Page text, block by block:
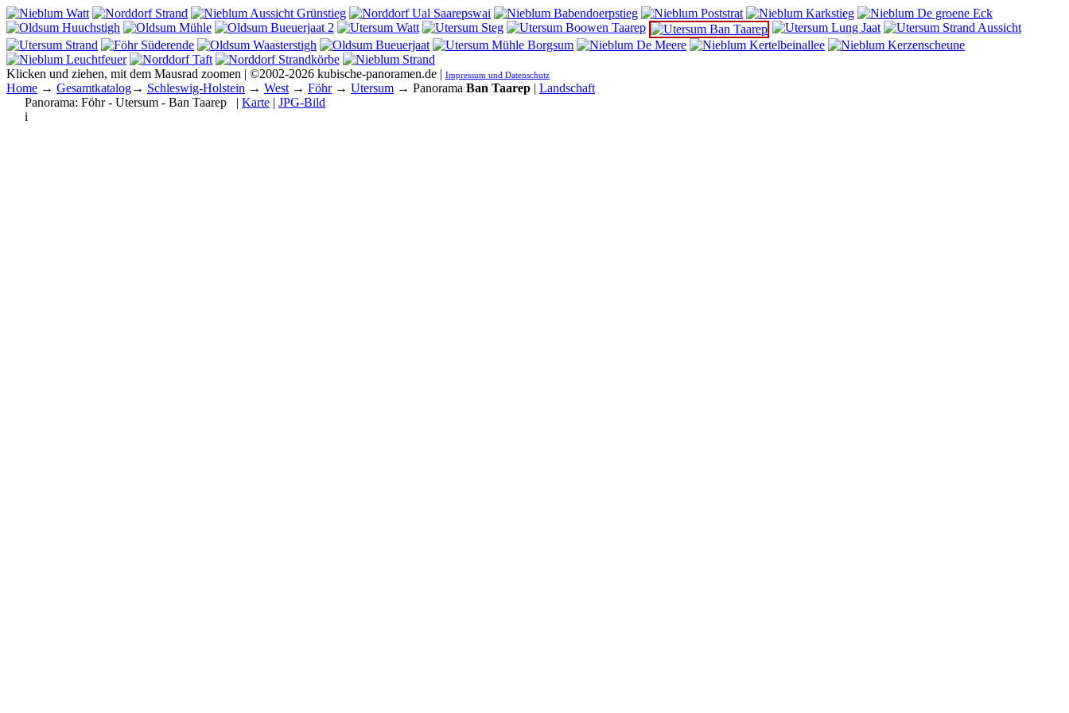
Klicken und ziehen, mit dem Mausrad zoomen | ©2002-2026 kubische-panoramen.de | Impressum und Datenschutz
Home → Gesamtkatalog→ Schleswig-Holstein → West → Föhr→ Utersum → Panorama Ban Taarep | Landschaft
Panorama: Föhr - Utersum - Ban Taarep | Karte | JPG-Bild
i